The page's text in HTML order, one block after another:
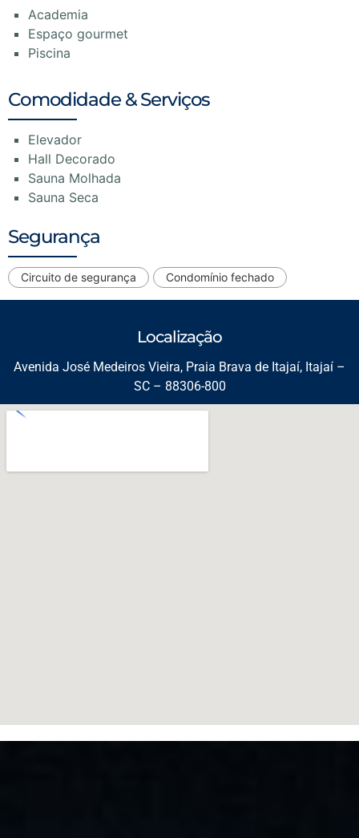
Academia
Espaço gourmet
Piscina
Comodidade & Serviços
Elevador
Hall Decorado
Sauna Molhada
Sauna Seca
Segurança
Circuito de segurança Condomínio fechado
Localização
Avenida José Medeiros Vieira, Praia Brava de Itajaí, Itajaí –
SC – 88306-800